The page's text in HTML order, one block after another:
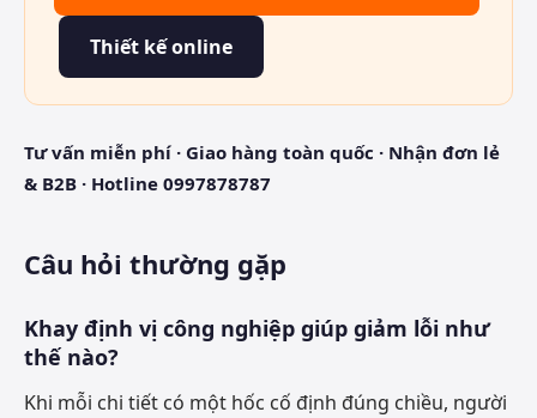
Thiết kế online
Tư vấn miễn phí · Giao hàng toàn quốc · Nhận đơn lẻ
& B2B · Hotline 0997878787
Câu hỏi thường gặp
Khay định vị công nghiệp giúp giảm lỗi như
thế nào?
Khi mỗi chi tiết có một hốc cố định đúng chiều, người